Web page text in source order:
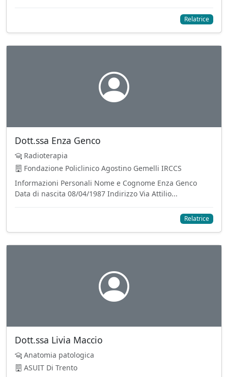
Relatrice
Dott.ssa Enza Genco
Radioterapia
Fondazione Policlinico Agostino Gemelli IRCCS
Informazioni Personali Nome e Cognome Enza Genco
Data di nascita 08/04/1987 Indirizzo Via Attilio...
Relatrice
Dott.ssa Livia Maccio
Anatomia patologica
ASUIT Di Trento